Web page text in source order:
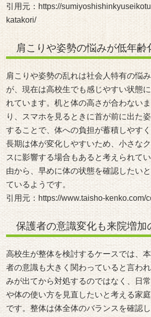
引用元： https://
katakori/
肩こりや姿勢の悩みが低年齢
肩こりや姿勢の乱れは社会人特有の悩
が、現在は高校生でも感じやすい状態
れています。机と体の高さが合わない
り、スマホを見るときに首が前に出た
することで、体への負担が蓄積しやす
長期は体が変化しやすいため、小さな
スに影響する場合もあると考えられて
由から、早めに体の状態を確認したい
ているようです。
引用元： https://www.taisho-kenko.com/
保護者の意識変化も来院増加
高校生が整体を検討するケースでは、
者の意識も大きく関わっていると言わ
みが出てから対処するのではなく、日
や体の使い方を見直したいと考える家
です。整体は体全体のバランスを確認